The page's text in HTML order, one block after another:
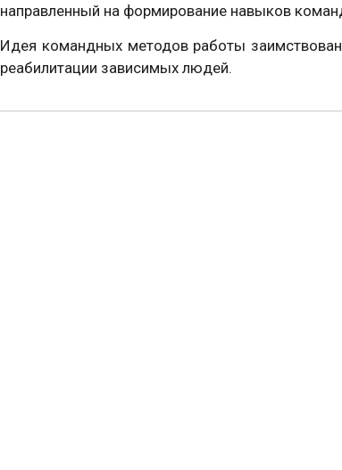
направленный на формирование навыков
Идея командных методов работы
реабилитации зависимых людей.